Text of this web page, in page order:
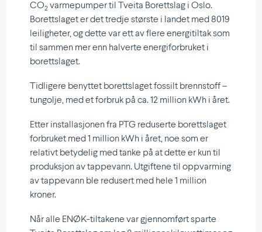
CO2 varme­pumper til Tveita Borettslag i Oslo.
Boretts­laget er det tredje største i landet med 8019
leilig­heter, og dette var ett av flere energi­tiltak som
til sammen mer enn halverte energi­for­bruket i
borettslaget.
Tidligere benyttet boretts­laget fossilt brenn­stoff –
tungolje, med et forbruk på ca. 12 million kWh i året.
Etter instal­la­sjonen fra PTG reduserte boretts­laget
forbruket med 1 million kWh i året, noe som er
relativt betydelig med tanke på at dette er kun til
produksjon av tappevann. Utgiftene til oppvarming
av tappevann ble redusert med hele 1 million
kroner.
Når alle ENØK-tiltakene var gjennomført sparte